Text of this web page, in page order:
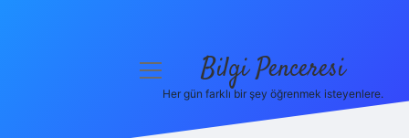
menüyü
Bilgi Penceresi
Her gün farklı bir şey öğrenmek isteyenlere.